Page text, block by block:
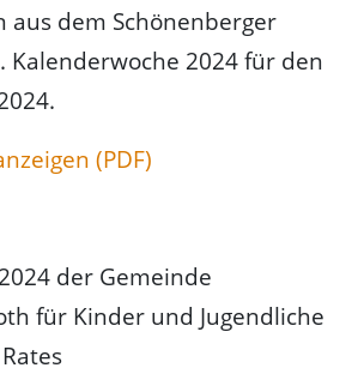
aus dem Schönenberger
Kalenderwoche 2024 für den
(PDF)
der Gemeinde
für Kinder und Jugendliche